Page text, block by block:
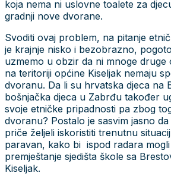
koja nema ni uslovne toalete za
gradnji nove dvorane.
Svoditi ovaj problem, na pitanje
je krajnje nisko i bezobrazno,
uzmemo u obzir da ni mnoge druge
na teritoriji općine Kiseljak nemaju
dvoranu. Da li su hrvatska djeca na
bošnjačka djeca u Zabrđu također
svoje etničke pripadnosti pa zbog
dvoranu? Postalo je sasvim jasno
priče željeli iskoristiti trenutnu
paravan, kako bi ispod radara
premještanje sjedišta škole sa
Kiseljak.